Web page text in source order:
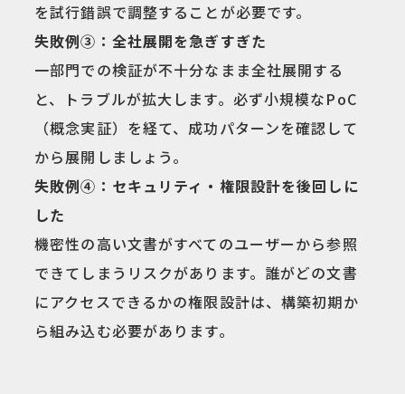
を試行錯誤で調整することが必要です。
失敗例③：全社展開を急ぎすぎた
一部門での検証が不十分なまま全社展開する
と、トラブルが拡大します。必ず小規模なPoC
（概念実証）を経て、成功パターンを確認して
から展開しましょう。
失敗例④：セキュリティ・権限設計を後回しに
した
機密性の高い文書がすべてのユーザーから参照
できてしまうリスクがあります。誰がどの文書
にアクセスできるかの権限設計は、構築初期か
ら組み込む必要があります。